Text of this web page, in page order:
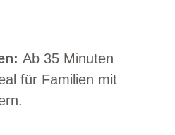
Ab 35 Minuten
für Familien mit